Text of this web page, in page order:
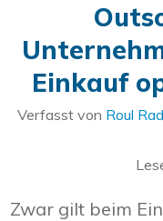
Einkauf
Verfasst von Roul
Zwar gilt beim